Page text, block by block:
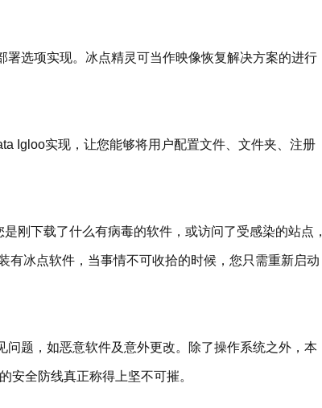
选项实现。冰点精灵可当作映像恢复解决方案的进行
实现，让您能够将用户配置文件、文件夹、注册
下载了什么有病毒的软件，或访问了受感染的站点，
有冰点软件，当事情不可收拾的时候，您只需重新启动
题，如恶意软件及意外更改。除了操作系统之外，本
安全防线真正称得上坚不可摧。